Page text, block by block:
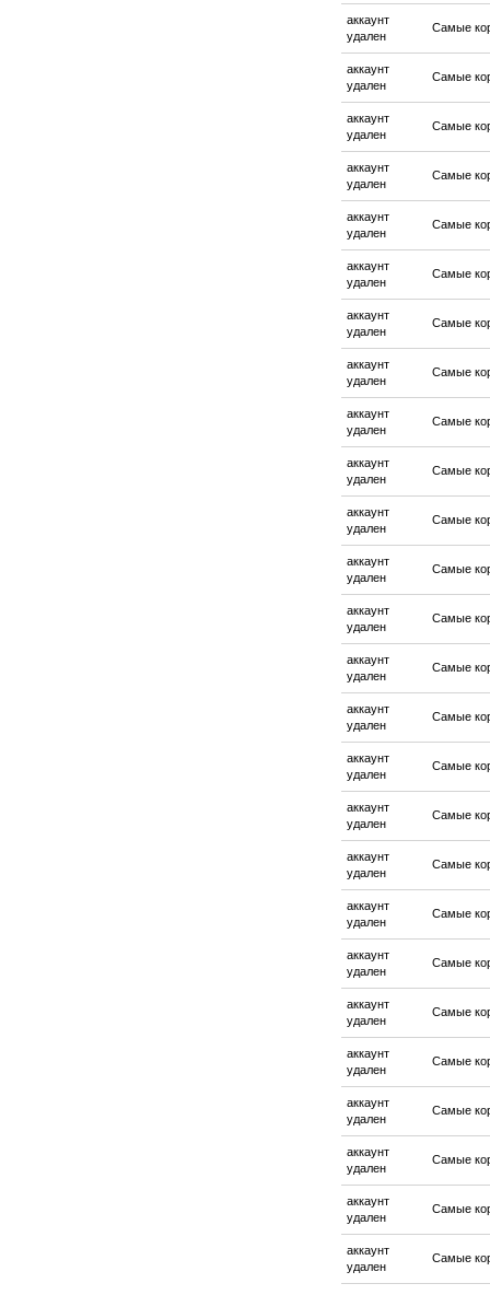
аккаунт
удален
Самые
аккаунт
удален
Самые
аккаунт
удален
Самые
аккаунт
удален
Самые
аккаунт
удален
Самые
аккаунт
удален
Самые
аккаунт
удален
Самые
аккаунт
удален
Самые
аккаунт
удален
Самые
аккаунт
удален
Самые
аккаунт
удален
Самые
аккаунт
удален
Самые
аккаунт
удален
Самые
аккаунт
удален
Самые
аккаунт
удален
Самые
аккаунт
удален
Самые
аккаунт
удален
Самые
аккаунт
удален
Самые
аккаунт
удален
Самые
аккаунт
удален
Самые
аккаунт
удален
Самые
аккаунт
удален
Самые
аккаунт
удален
Самые
аккаунт
удален
Самые
аккаунт
удален
Самые
аккаунт
удален
Самые